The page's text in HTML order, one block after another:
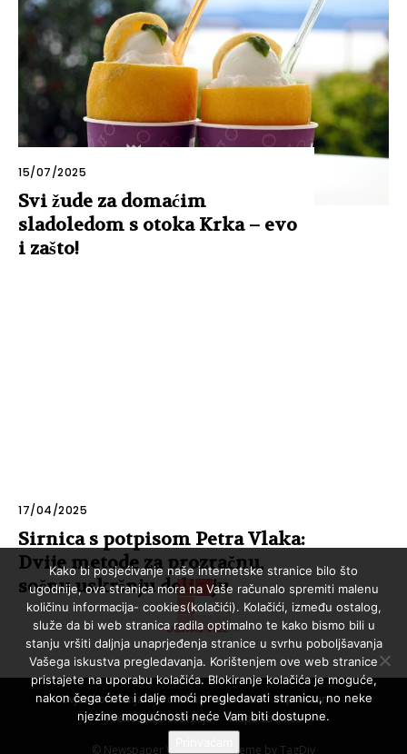
15/07/2025
Svi žude za domaćim
sladoledom s otoka Krka – evo
i zašto!
17/04/2025
Sirnica s potpisom Petra Vlaka:
Dvije metode za prozračnu,
sočnu uskršnju deliciju
UČITAJ VIŠE
Uvjeti korištenja Politika privatnosti
Impressum
Prenošenje sadržaja
Mapa stranice
© Newspaper WordPress Theme by TagDiv
Kako bi posjećivanje naše internetske stranice bilo što
ugodnije, ova stranica mora na Vaše računalo spremiti malenu
količinu informacija- cookies(kolačići). Kolačići, između ostalog,
služe da bi web stranica radila optimalno te kako bismo bili u
stanju vršiti daljnja unaprjeđenja stranice u svrhu poboljšavanja
Vašega iskustva pregledavanja. Korištenjem ove web stranice
pristajete na uporabu kolačića. Blokiranje kolačića je moguće,
nakon čega ćete i dalje moći pregledavati stranicu, no neke
njezine mogućnosti neće Vam biti dostupne.